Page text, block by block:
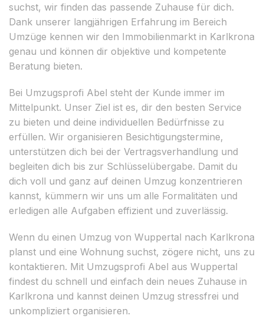
suchst, wir finden das passende Zuhause für dich.
Dank unserer langjährigen Erfahrung im Bereich
Umzüge kennen wir den Immobilienmarkt in Karlkrona
genau und können dir objektive und kompetente
Beratung bieten.
Bei Umzugsprofi Abel steht der Kunde immer im
Mittelpunkt. Unser Ziel ist es, dir den besten Service
zu bieten und deine individuellen Bedürfnisse zu
erfüllen. Wir organisieren Besichtigungstermine,
unterstützen dich bei der Vertragsverhandlung und
begleiten dich bis zur Schlüsselübergabe. Damit du
dich voll und ganz auf deinen Umzug konzentrieren
kannst, kümmern wir uns um alle Formalitäten und
erledigen alle Aufgaben effizient und zuverlässig.
Wenn du einen Umzug von Wuppertal nach Karlkrona
planst und eine Wohnung suchst, zögere nicht, uns zu
kontaktieren. Mit Umzugsprofi Abel aus Wuppertal
findest du schnell und einfach dein neues Zuhause in
Karlkrona und kannst deinen Umzug stressfrei und
unkompliziert organisieren.